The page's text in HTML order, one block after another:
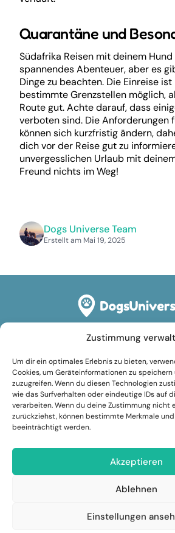
Zustimmung
Um dir ein optimales Erlebnis zu bieten,
Cookies, um Geräteinformationen zu
zuzugreifen. Wenn du diesen Technologien
wie das Surfverhalten oder eindeutige IDs auf
verarbeiten. Wenn du deine Zustimmung nicht
zurückziehst, können bestimmte Merkmale
beeinträchtigt werden.
Akzeptieren
Ablehnen
Einstellungen
Dogs Universe Team
Erstellt am Mai 19, 2025
Quarantäne und
Südafrika Reisen mit deinem
spannendes Abenteuer, aber es
Dinge zu beachten. Die Einreise
bestimmte Grenzstellen möglich,
Route gut. Achte darauf, dass
verboten sind. Die Anforderungen
können sich kurzfristig ändern,
dich vor der Reise gut zu
unvergesslichen Urlaub mit
Freund nichts im Weg!
Impressum
Datenschutzerklärung
Cookie-Richtlinie (EU)
Nutzungsbedingungen
Folge uns
Facebook